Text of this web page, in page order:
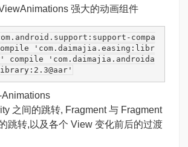
强大的动画组件
compa
'com.daimajia.easing:libr
compile
'com.daimajia.androida
Animations
之间的跳转, Fragment 与 Fragment
跳转,以及各个 View 变化前后的过渡